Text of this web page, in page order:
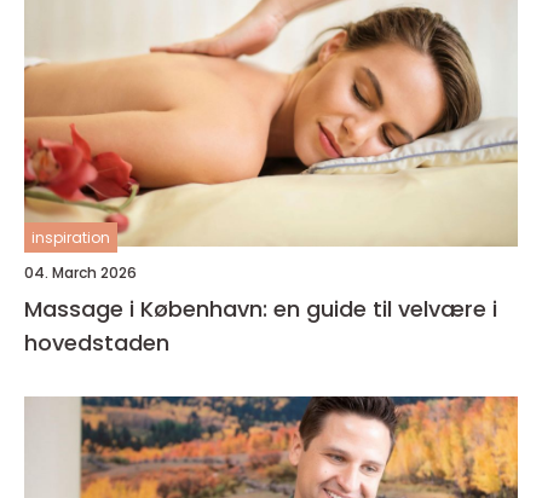
inspiration
04. March 2026
Massage i København: en guide til velvære i
hovedstaden